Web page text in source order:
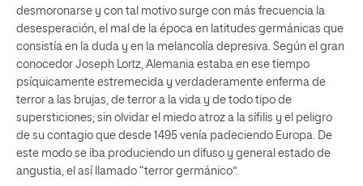
desmoronarse y con tal motivo surge con más frecuencia la
desesperación, el mal de la época en latitudes germánicas que
consistía en la duda y en la melancolía depresiva. Según el gran
conocedor Joseph Lortz, Alemania estaba en ese tiempo
psíquicamente estremecida y verdaderamente enferma de
terror a las brujas, de terror a la vida y de todo tipo de
supersticiones; sin olvidar el miedo atroz a la sífilis y el peligro
de su contagio que desde 1495 venía padeciendo Europa. De
este modo se iba produciendo un difuso y general estado de
angustia, el así llamado “terror germánico”.